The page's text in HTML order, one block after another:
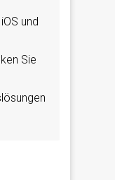
und
Sie